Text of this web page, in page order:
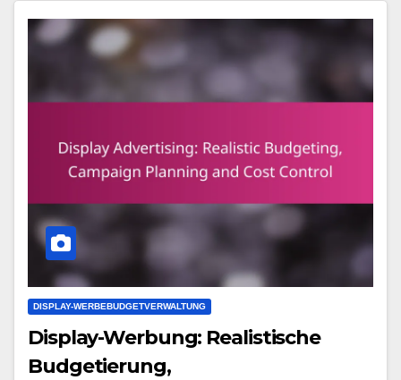
DISPLAY-WERBEBUDGETVERWALTUNG
Display-Werbung: Realistische
Budgetierung,